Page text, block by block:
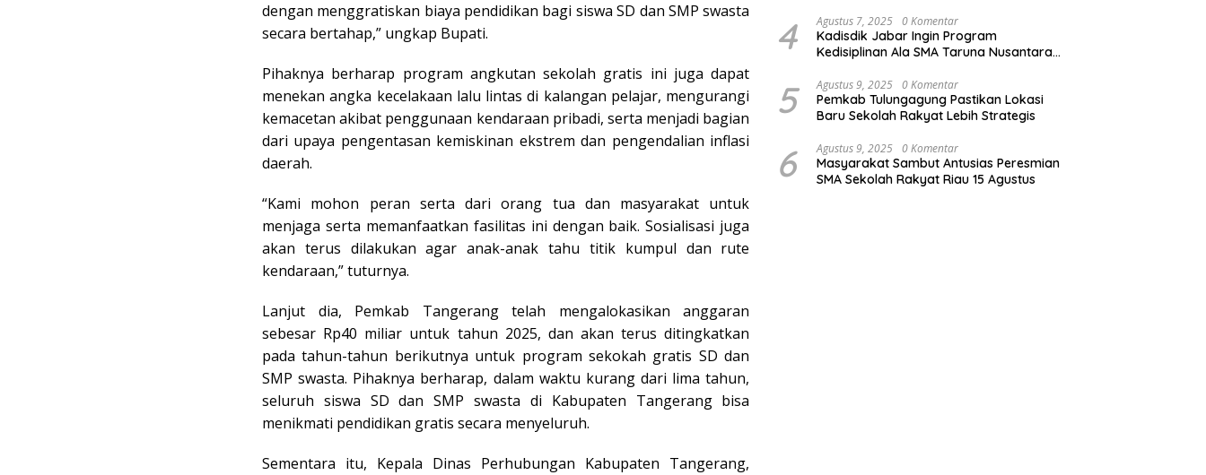
dengan menggratiskan biaya pendidikan bagi siswa SD dan SMP swasta
secara bertahap,” ungkap Bupati.
Pihaknya berharap program angkutan sekolah gratis ini juga dapat
menekan angka kecelakaan lalu lintas di kalangan pelajar, mengurangi
kemacetan akibat penggunaan kendaraan pribadi, serta menjadi bagian
dari upaya pengentasan kemiskinan ekstrem dan pengendalian inflasi
daerah.
“Kami mohon peran serta dari orang tua dan masyarakat untuk
menjaga serta memanfaatkan fasilitas ini dengan baik. Sosialisasi juga
akan terus dilakukan agar anak-anak tahu titik kumpul dan rute
kendaraan,” tuturnya.
Lanjut dia, Pemkab Tangerang telah mengalokasikan anggaran
sebesar Rp40 miliar untuk tahun 2025, dan akan terus ditingkatkan
pada tahun-tahun berikutnya untuk program sekokah gratis SD dan
SMP swasta. Pihaknya berharap, dalam waktu kurang dari lima tahun,
seluruh siswa SD dan SMP swasta di Kabupaten Tangerang bisa
menikmati pendidikan gratis secara menyeluruh.
Sementara itu, Kepala Dinas Perhubungan Kabupaten Tangerang,
4 Agustus 7, 2025 0 Komentar
Kadisdik Jabar Ingin Program
Kedisiplinan Ala SMA Taruna Nusantara
5 Agustus 9, 2025 0 Komentar
Pemkab Tulungagung Pastikan Lokasi
Baru Sekolah Rakyat Lebih Strategis
6 Agustus 9, 2025 0 Komentar
Masyarakat Sambut Antusias Peresmian
SMA Sekolah Rakyat Riau 15 Agustus